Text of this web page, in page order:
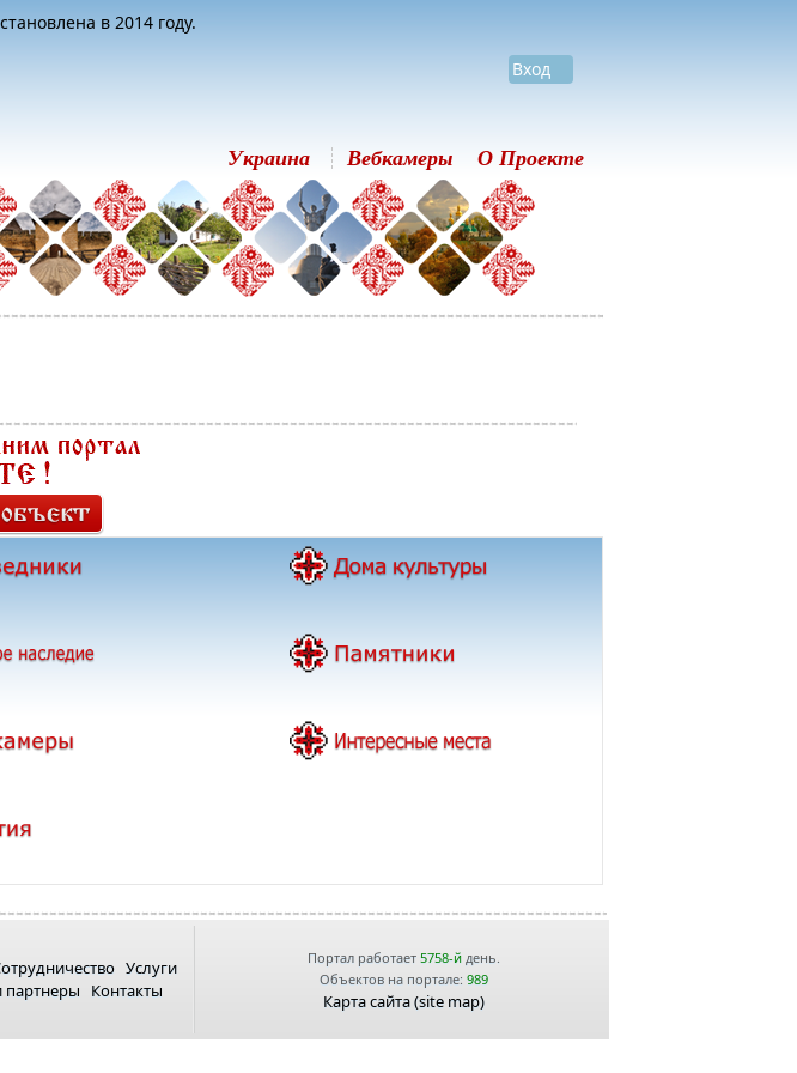
в 2014 году.
Вход
Украина Вебкамеры О Проекте
Услуги
Контакты
Портал работает 5758-йдень.
Объектов на портале: 989
Карта сайта (site map)